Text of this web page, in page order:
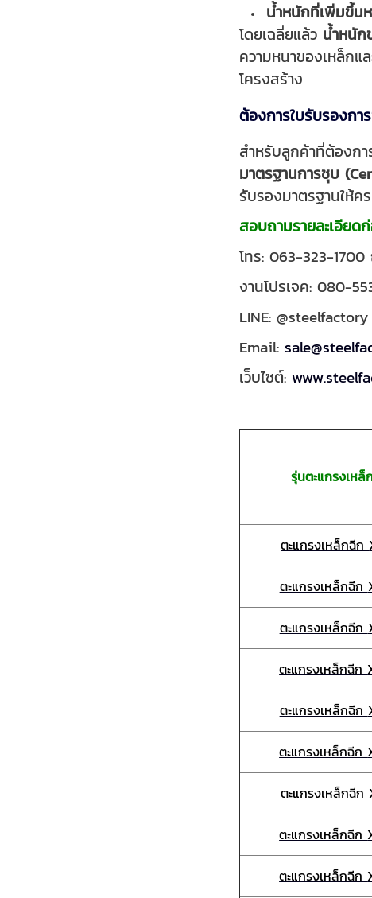
น้ำหนักที่เพิ่มขึ้น
โดยเฉลี่ยแล้ว น้ำหนัก
ความหนาของเหล็ก
โครงสร้าง
ต้องการใบรับรองกา
สำหรับลูกค้าที่ต้องกา
มาตรฐานการชุบ
รับรองมาตรฐานให้ค
สอบถามรายละเอียด
โทร: 063-323-
งานโปรเจค: 080-
LINE: @steelfactory
Email:
เว็บไซต์:
รุ่นตะแกรงเหล็
ตะแกรงเหล็กฉีก
ตะแกรงเหล็กฉีก
ตะแกรงเหล็กฉีก
ตะแกรงเหล็กฉีก
ตะแกรงเหล็กฉีก
ตะแกรงเหล็กฉีก
ตะแกรงเหล็กฉีก
ตะแกรงเหล็กฉีก
ตะแกรงเหล็กฉีก